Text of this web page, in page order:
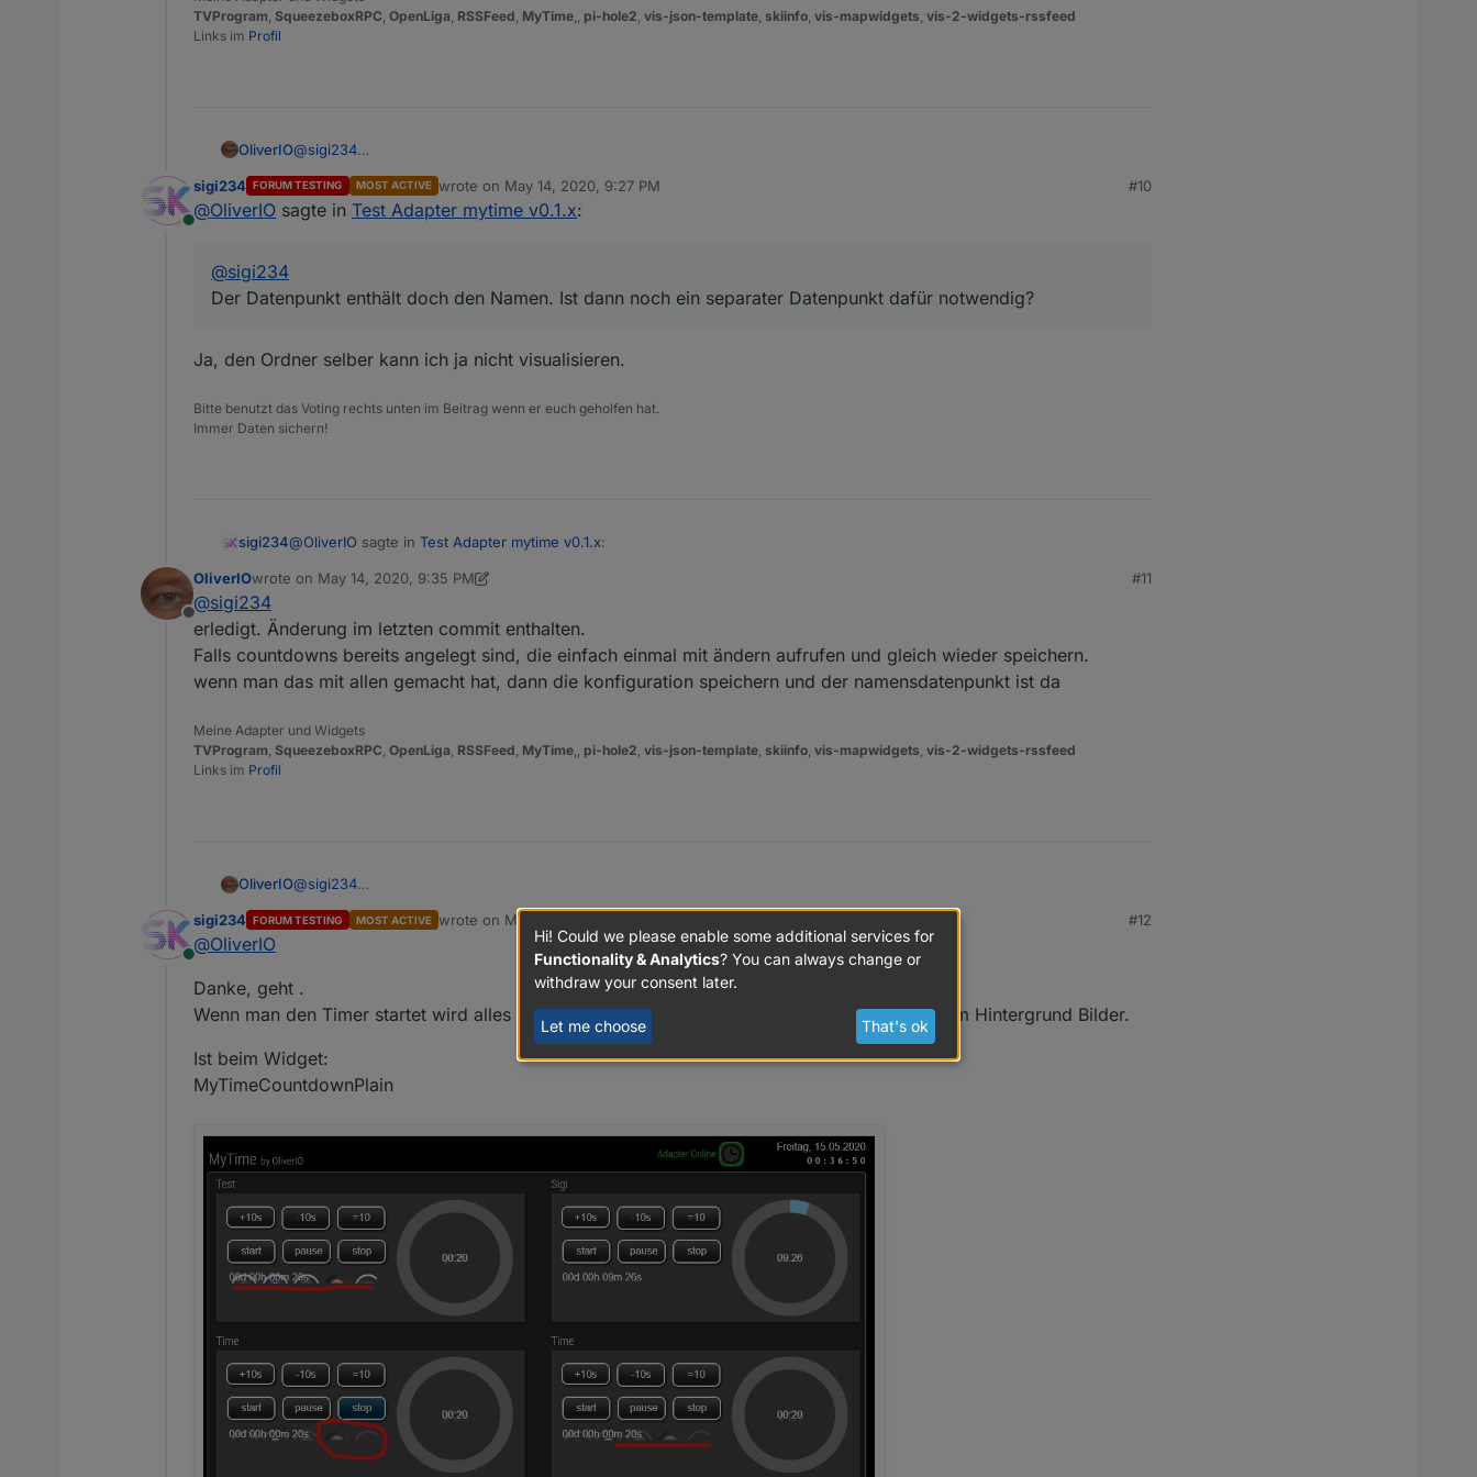
Ich freue mich über reges testen und Vorschlag von Erweiterungen.
TVProgram SqueezeboxRPC OpenLiga RSSFeed MyTime pi-hole2 vis-json-template skiinfo vis-mapwidgets vis-2-widgets-rssfeed
Links im Profil
OliverIO@sigi234
Online
sigi234 FORUM TESTING MOST ACTIVE wrote on May 14, 2020, 9:27 PM
last edited by
#10
@OliverIO sagte in Test Adapter mytime v0.1.x:
@sigi234
Der Datenpunkt enthält doch den Namen. Ist dann noch ein separater Datenpunkt dafür notwendig?
Ja, den Ordner selber kann ich ja nicht visualisieren.
Bitte benutzt das Voting rechts unten im Beitrag wenn er euch geholfen hat.
Immer Daten sichern!
sigi234@OliverIO sagte in Test Adapter mytime v0.1.x:
Der Datenpunkt enthält doch den Namen. Ist dann noch ein separater Datenpunkt dafür notwendig?
Ja, den Ordner selber kann ich ja nicht visualisieren.
Offline
OliverIOwrote on May 14, 2020, 9:35 PM
last edited by OliverIOMay 14, 2020, 11:37 PM
#11
@sigi234
erledigt. Änderung im letzten commit enthalten.
Falls countdowns bereits angelegt sind, die einfach einmal mit ändern aufrufen und gleich wieder speichern.
wenn man das mit allen gemacht hat, dann die konfiguration speichern und der namensdatenpunkt ist da
Meine Adapter und Widgets
TVProgram, SqueezeboxRPC, OpenLiga, RSSFeed, MyTime,, pi-hole2, vis-json-template, skiinfo, vis-mapwidgets, vis-2-widgets-rssfeed
Links im Profil
OliverIO@sigi234
erledigt. Änderung im letzten commit enthalten.
Falls countdowns bereits angelegt sind, die einfach einmal mit ändern aufrufen und gleich wieder speichern.
wenn man das mit allen gemacht hat, dann die konfiguration speichern und der namensdatenpunkt ist da
Online
sigi234 FORUM TESTING MOST ACTIVE wrote on May 14, 2020, 10:39 PM
last edited by sigi234May 15, 2020, 12:40 AM
#12
@OliverIO
Danke, geht .
Wenn man den Timer startet wird alles Richtig angezeigt. Wenn er gestoppt wird sieht man im Hintergrund Bilder.
Ist beim Widget:
MyTimeCountdownPlain
Hi! Could we please enable some additional services for
Functionality & Analytics? You can always change or
withdraw your consent later.
Let me choose That's ok